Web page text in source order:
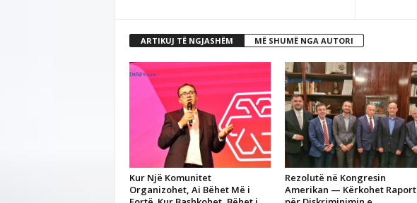
ARTIKUJ TË NGJASHËM MË SHUMË NGA AUTORI
Kur Një Komunitet
Organizohet, Ai Bëhet Më i
Rezolutë në Kongresin
Amerikan — Kërkohet Raport